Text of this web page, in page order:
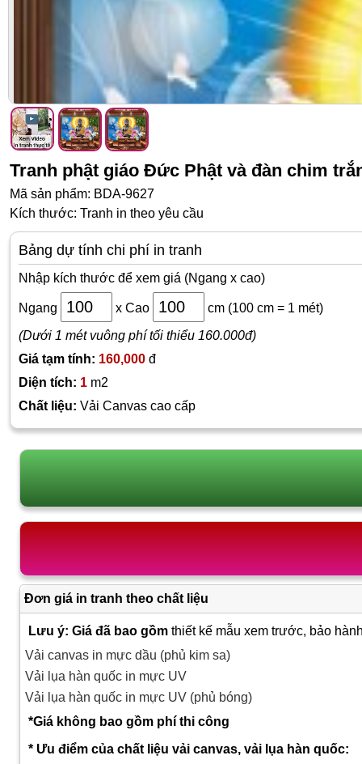
Gương trang trí
Decal Halloween
Bài viết
Liên hệ
Tranh phật giáo Đức Phật và đàn chim
Mã sản phẩm: BDA-9627
Kích thước: Tranh in theo yêu cầu
Bảng dự tính chi phí in tranh
Nhập kích thước để xem giá (Ngang x cao)
Ngang x Cao cm (100 cm = 1 mét)
(Dưới 1 mét vuông phí tối thiểu 160.000đ)
Giá tạm tính: 160,000 đ
Diện tích: 1 m2
Chất liệu: Vải Canvas cao cấp
Đơn giá in tranh theo chất liệu
Lưu ý: Giá đã bao gồmthiết kế mẫu xem trước, bảo
Vải canvas in mực dầu (phủ kim sa)
Vải lụa hàn quốc in mực UV
Vải lụa hàn quốc in mực UV (phủ bóng)
*Giá không bao gồm phí thi công
* Ưu điểm của chất liệu vải canvas, vải lụa hàn quốc: